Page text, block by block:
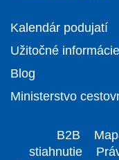
Kalendár podujatí
Užitočné informácie
Blog
Ministerstvo
B2B
stiahnutie